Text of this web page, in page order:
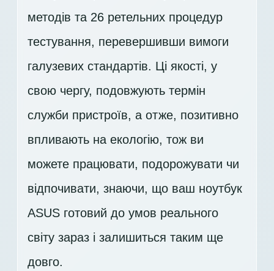
методів та 26 ретельних процедур
тестування, перевершивши вимоги
галузевих стандартів. Ці якості, у
свою чергу, подовжують термін
служби пристроїв, а отже, позитивно
впливають на екологію, тож ви
можете працювати, подорожувати чи
відпочивати, знаючи, що ваш ноутбук
ASUS готовий до умов реального
світу зараз і залишиться таким ще
довго.